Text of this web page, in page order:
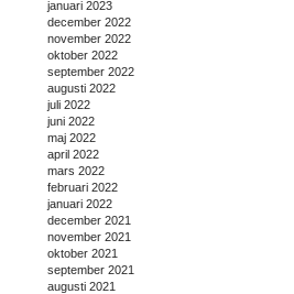
januari 2023
december 2022
november 2022
oktober 2022
september 2022
augusti 2022
juli 2022
juni 2022
maj 2022
april 2022
mars 2022
februari 2022
januari 2022
december 2021
november 2021
oktober 2021
september 2021
augusti 2021